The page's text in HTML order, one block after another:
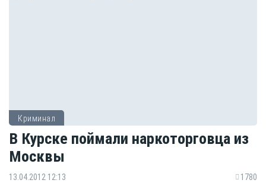
Криминал
В Курске поймали наркоторговца из
Москвы
13.04.2012 12:13 1780